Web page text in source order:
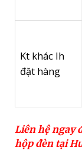
Kt khác lh
đặt hàng
Liên hệ ngay
hộp đèn tại